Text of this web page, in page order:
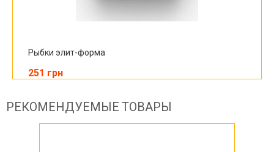
Рыбки элит-форма
251 грн
РЕКОМЕНДУЕМЫЕ ТОВАРЫ